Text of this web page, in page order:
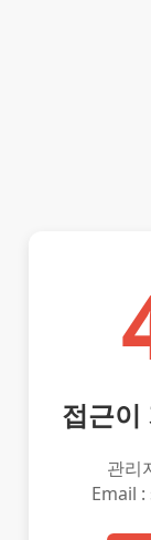
접근이
관리
Email